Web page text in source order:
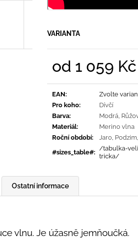
VARIANTA
od 1 059 Kč
EAN:
Zvolte
Pro koho:
Dívčí
Barva: Modrá
Materiál:
Merino vlna
Roční období: Jaro Podzim
#sizes_table#:
/tabulka-
tricka/
Ostatní informace
vlnu. Je úžasně jemňoučká.